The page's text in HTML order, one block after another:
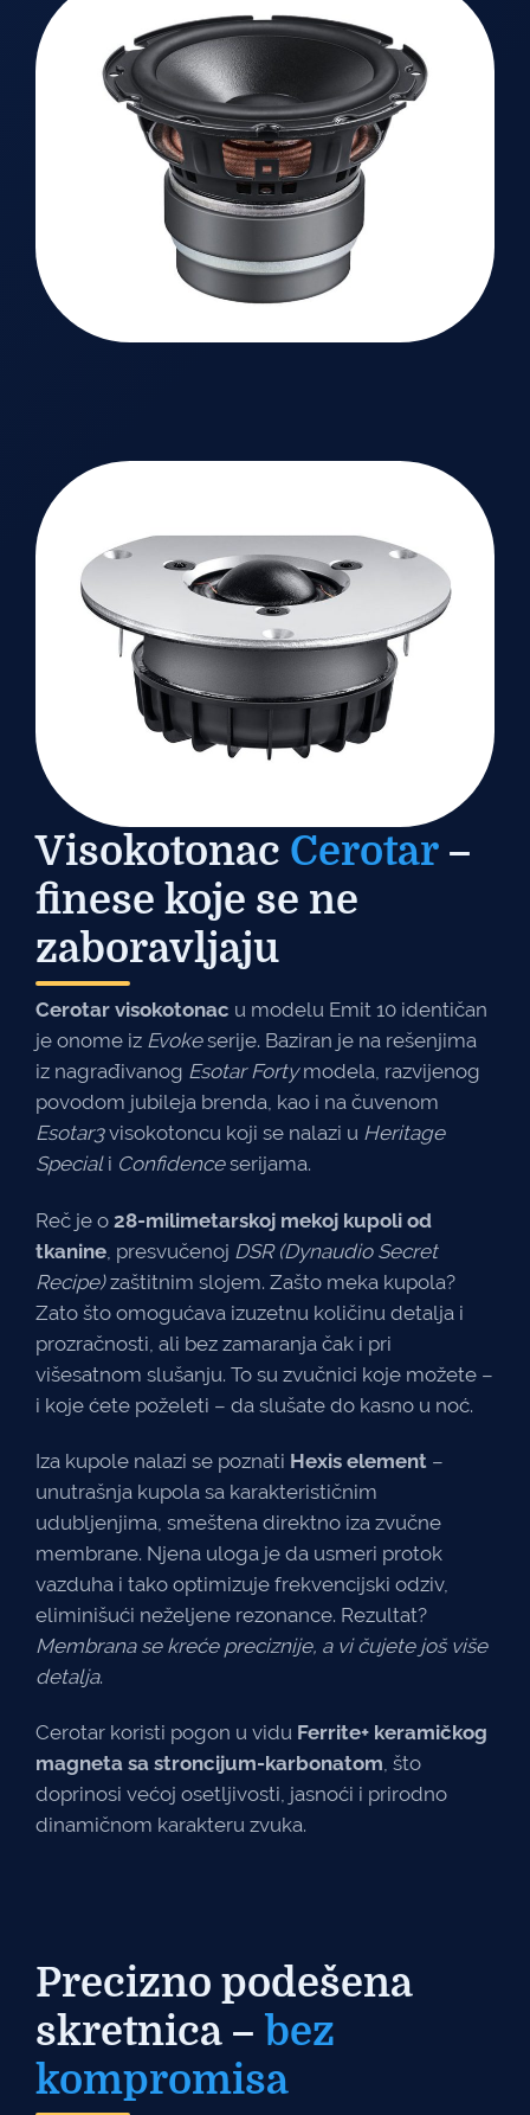
Visokotonac Cerotar–
finese koje se ne
zaboravljaju
Cerotar visokotonac u modelu Emit 10 identičan
je onome iz Evokeserije. Baziran je na rešenjima
iz nagrađivanog Esotar Fortymodela, razvijenog
povodom jubileja brenda, kao i na čuvenom
Esotar3visokotoncu koji se nalazi u Heritage
Speciali Confidenceserijama.
Reč je o 28-milimetarskoj mekoj kupoli od
tkanine , presvučenoj DSR (Dynaudio Secret
Recipe)zaštitnim slojem. Zašto meka kupola?
Zato što omogućava izuzetnu količinu detalja i
prozračnosti, ali bez zamaranja čak i pri
višesatnom slušanju. To su zvučnici koje možete –
i koje ćete poželeti – da slušate do kasno u noć.
Iza kupole nalazi se poznati Hexis element –
unutrašnja kupola sa karakterističnim
udubljenjima, smeštena direktno iza zvučne
membrane. Njena uloga je da usmeri protok
vazduha i tako optimizuje frekvencijski odziv,
eliminišući neželjene rezonance. Rezultat?
Membrana se kreće preciznije, a vi čujete još više
detalja.
Cerotar koristi pogon u vidu Ferrite+ keramičkog
magneta sa stroncijum-karbonatom, što
doprinosi većoj osetljivosti, jasnoći i prirodno
dinamičnom karakteru zvuka.
Precizno podešena
skretnica – bez
kompromisa